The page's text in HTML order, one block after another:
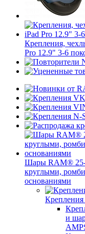
Крепления,
Pro 12.9" 3-6
Шары RAM® 25-
круглыми,
основаниями
и